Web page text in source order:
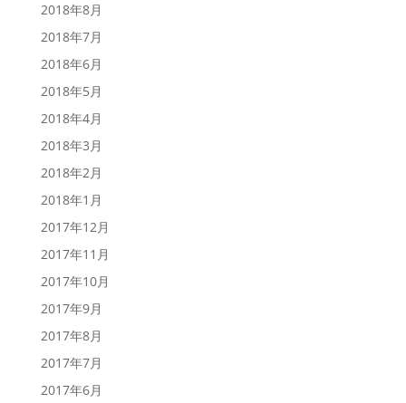
2018年8月
2018年7月
2018年6月
2018年5月
2018年4月
2018年3月
2018年2月
2018年1月
2017年12月
2017年11月
2017年10月
2017年9月
2017年8月
2017年7月
2017年6月